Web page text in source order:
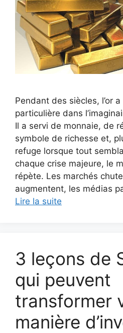
Pendant des siècles, l’or
particulière dans
Il a servi de monnaie, de
symbole de richesse et,
refuge lorsque tout
chaque crise majeure, le
répète. Les marchés
augmentent, les médias
Lire la suite
3 leçons de
qui peuvent
transformer
manière